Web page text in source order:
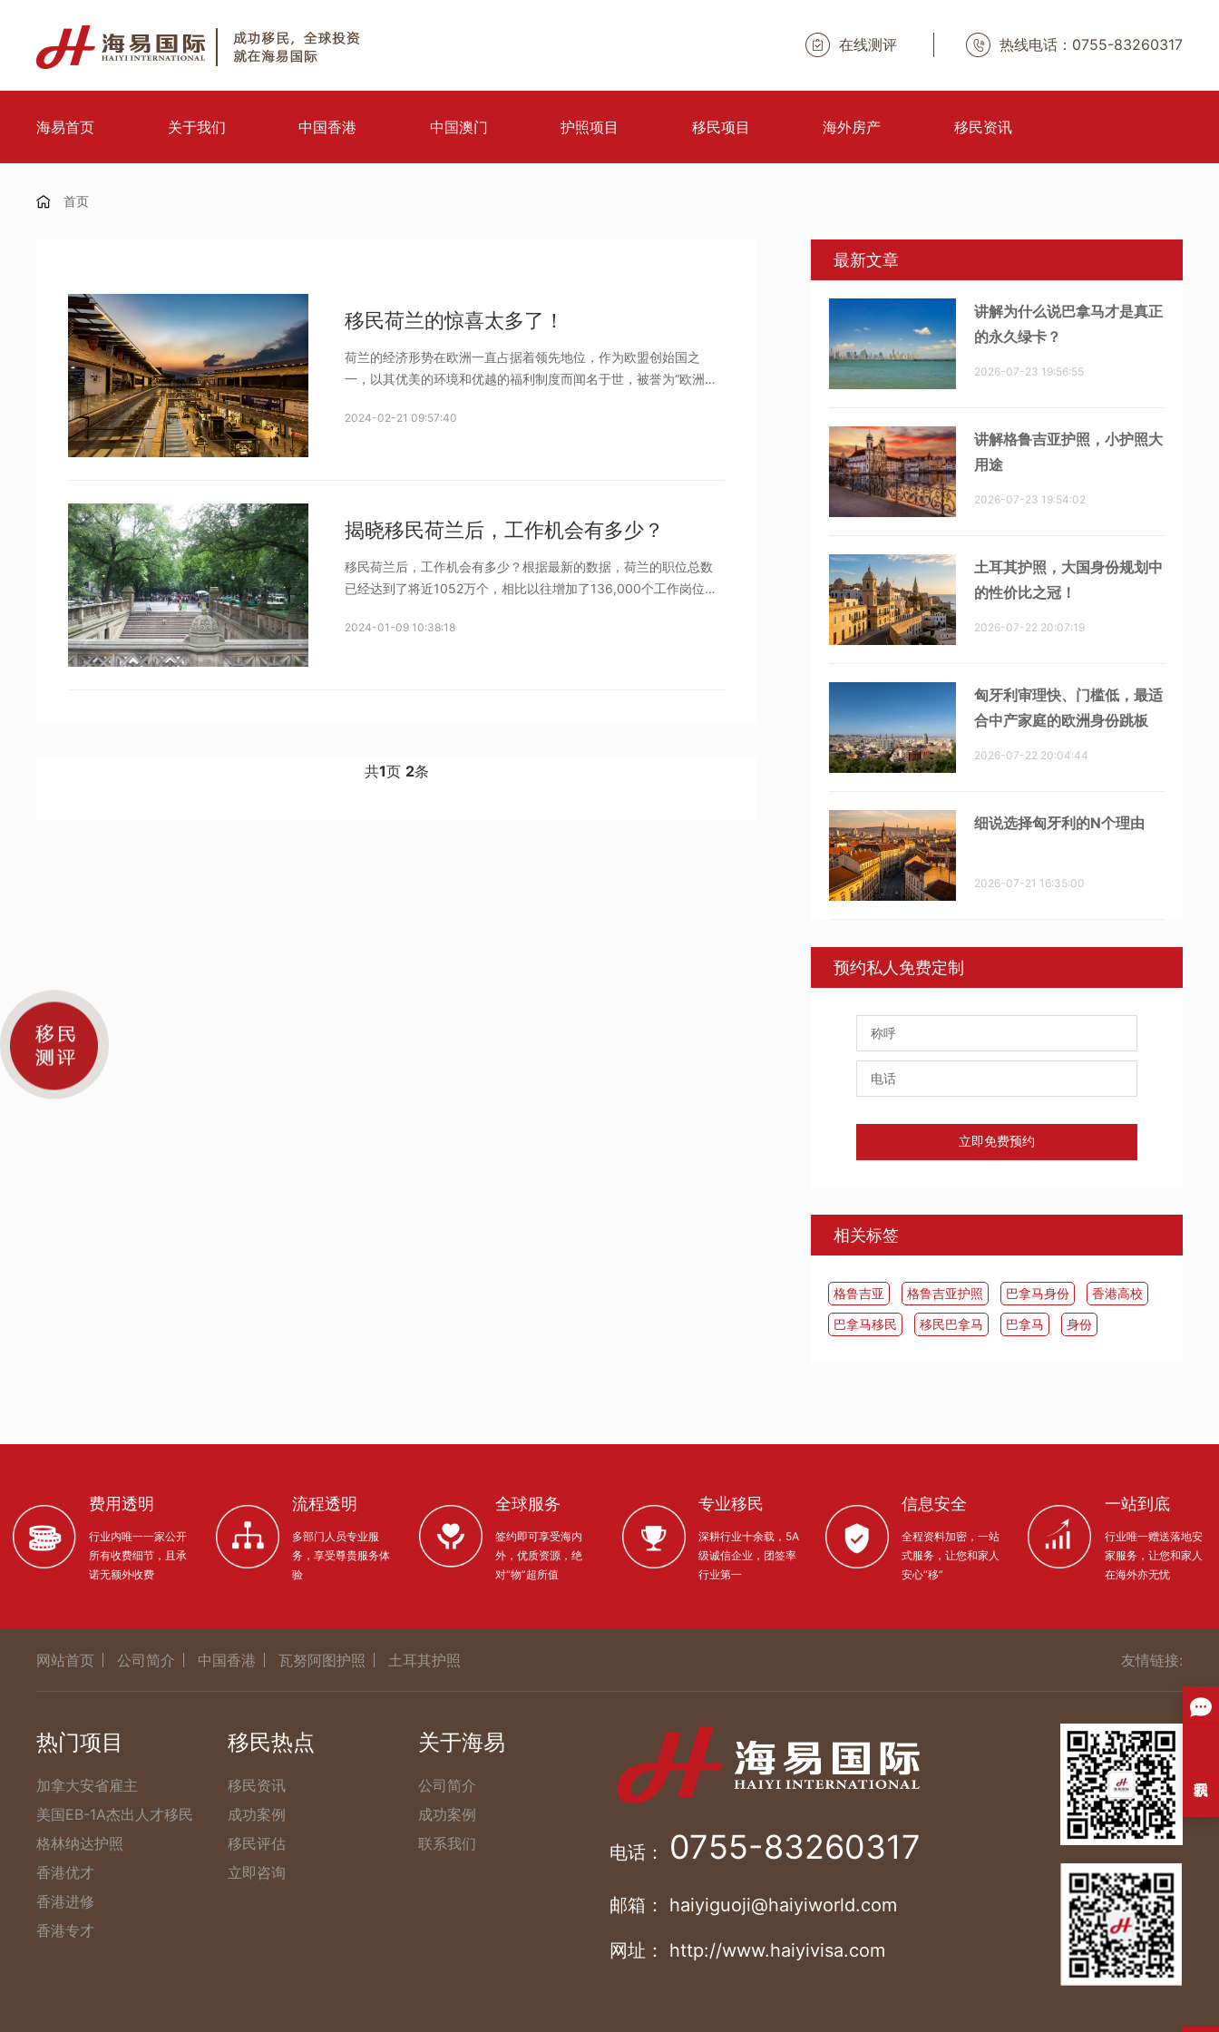
在线测评 热线电话：0755-83260317
海易首页 关于我们 中国香港 中国澳门 护照项目 移民项目 海外房产 移民资讯
首页
移民荷兰的惊喜太多了！
荷兰的经济形势在欧洲一直占据着领先地位，作为欧盟创始国之
一，以其优美的环境和优越的福利制度而闻名于世，被誉为“欧洲花
主要方针是确保每个人都能平等地生活在社会中。这一方针体现了
2024-02-21 09:57:40
揭晓移民荷兰后，工作机会有多少？
移民荷兰后，工作机会有多少？根据最新的数据，荷兰的职位总数
已经达到了将近1052万个，相比以往增加了136,000个工作岗位。
增加。然而，荷兰劳动力市场的短缺问题已经变得非常严重，甚至
2024-01-09 10:38:18
共1页 2条
最新文章
讲解为什么说巴拿马才是真正
的永久绿卡？
2026-07-23 19:56:55
讲解格鲁吉亚护照，小护照大
用途
2026-07-23 19:54:02
土耳其护照，大国身份规划中
的性价比之冠！
2026-07-22 20:07:19
匈牙利审理快、门槛低，最适
合中产家庭的欧洲身份跳板
2026-07-22 20:04:44
细说选择匈牙利的N个理由
2026-07-21 16:35:00
预约私人免费定制
立即免费预约
相关标签
​格鲁吉亚 格鲁吉亚护照 巴拿马身份
香港高校
​巴拿马移民
移民巴拿马 ​巴拿马 身份
费用透明
行业内唯一一家公开
所有收费细节，且承
诺无额外收费
流程透明
多部门人员专业服
务，享受尊贵服务体
验
全球服务
签约即可享受海内
外，优质资源，绝
对“物”超所值
专业移民
深耕行业十余载，5A
级诚信企业，团签率
行业第一
信息安全
全程资料加密，一站
式服务，让您和家人
安心“移”
一站到底
行业唯一赠送落地安
家服务，让您和家人
在海外亦无忧
网站首页 公司简介 中国香港 瓦努阿图护照 土耳其护照 友情链接:
热门项目
加拿大安省雇主
美国EB-1A杰出人才移民
格林纳达护照
香港优才
香港进修
香港专才
移民热点
移民资讯
成功案例
移民评估
立即咨询
关于海易
公司简介
成功案例
联系我们
电话： 0755-83260317
邮箱： haiyiguoji@haiyiworld.com
网址： http://www.haiyivisa.com